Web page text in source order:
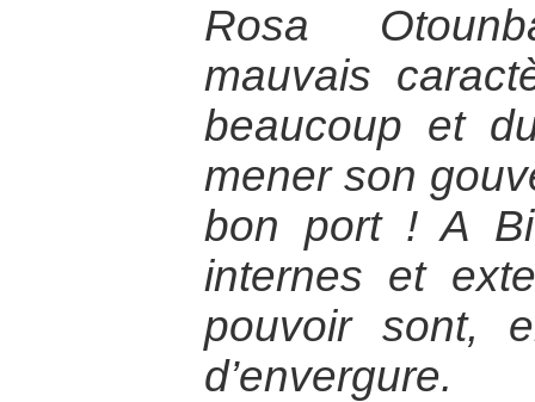
Rosa
mauvais
beaucoup et
mener son
bon port ! A
internes et
pouvoir sont,
d’envergure.